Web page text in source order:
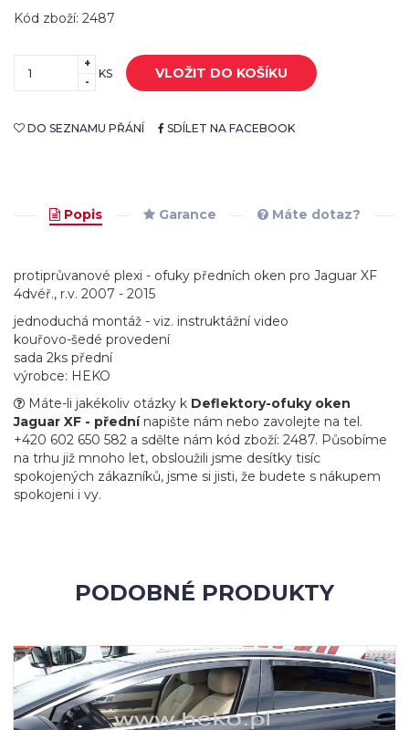
Kód zboží: 2487
+
-
KS VLOŽIT DO KOŠÍKU
DO SEZNAMU PŘÁNÍ SDÍLET NA FACEBOOK
Popis Garance Máte dotaz?
protiprůvanové plexi - ofuky předních oken pro Jaguar XF
4dvéř., r.v. 2007 - 2015
jednoduchá montáž - viz. instruktážní video
kouřovo-šedé provedení
sada 2ks přední
výrobce: HEKO
Máte-li jakékoliv otázky k Deflektory-ofuky oken
Jaguar XF - přednínapište nám nebo zavolejte na tel.
+420 602 650 582 a sdělte nám kód zboží: 2487. Působíme
na trhu již mnoho let, obsloužili jsme desítky tisíc
spokojených zákazníků, jsme si jisti, že budete s nákupem
spokojeni i vy.
PODOBNÉ PRODUKTY